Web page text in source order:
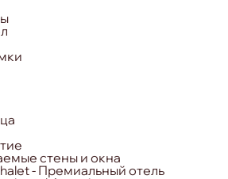
стены и окна